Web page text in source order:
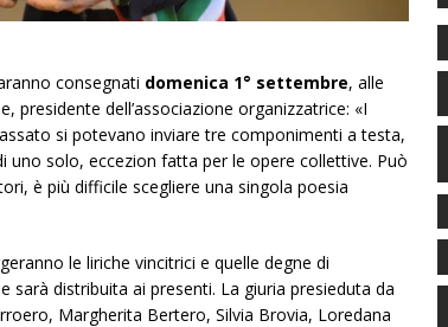
consegnati domenica 1° settembre, alle
presidente dell’associazione organizzatrice: «I
si potevano inviare tre componimenti a testa,
uno solo, eccezion fatta per le opere collettive. Può
è più difficile scegliere una singola poesia
le liriche vincitrici e quelle degne di
sarà distribuita ai presenti. La giuria presieduta da
Margherita Bertero, Silvia Brovia, Loredana